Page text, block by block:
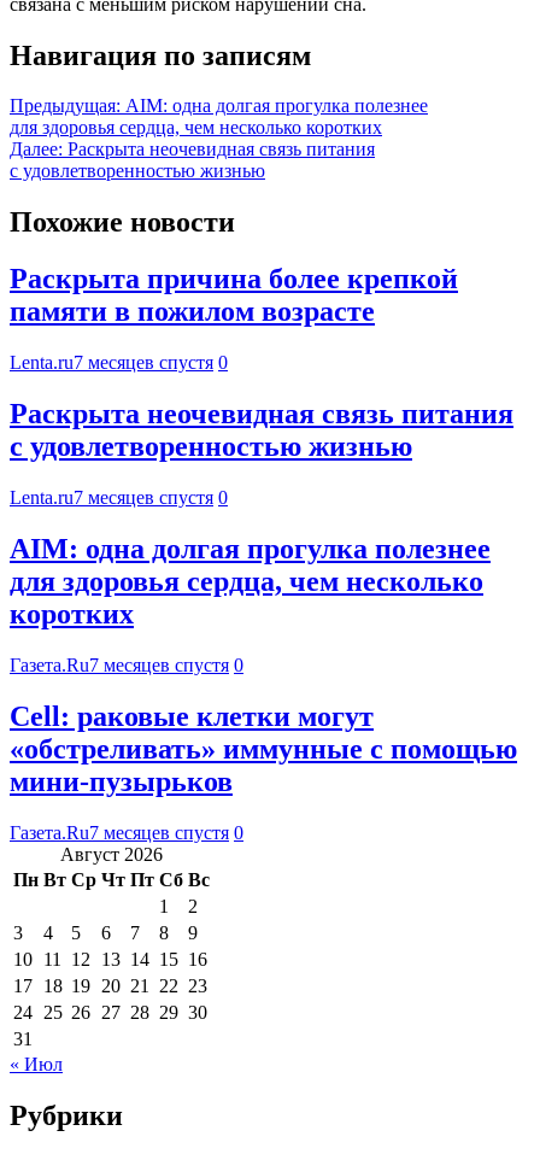
Навигация по записям
Предыдущая: АIМ: одна долгая прогулка полезнее
для здоровья сердца, чем несколько коротких
Далее: Раскрыта неочевидная связь питания
с удовлетворенностью жизнью
Похожие новости
Раскрыта причина более крепкой
памяти в пожилом возрасте
Lenta.ru7 месяцев спустя 0
Раскрыта неочевидная связь питания
с удовлетворенностью жизнью
Lenta.ru7 месяцев спустя 0
АIМ: одна долгая прогулка полезнее
для здоровья сердца, чем несколько
коротких
Газета.Ru7 месяцев спустя 0
Cell: раковые клетки могут
«обстреливать» иммунные с помощью
мини-пузырьков
Газета.Ru7 месяцев спустя 0
Август 2026
Пн Вт Ср Чт Пт Сб Вс
1
2
3
4 5 6 7 8
9
10 11 12 13 14 15 16
17 18 19 20 21 22 23
24 25 26 27 28 29 30
31
« Июл
Рубрики